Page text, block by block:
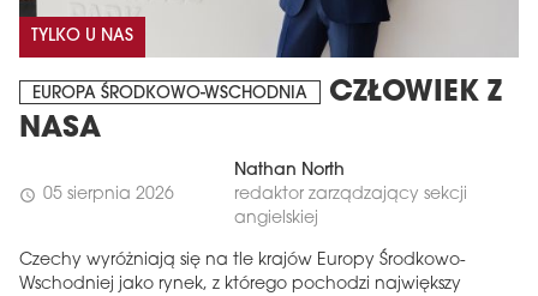
TYLKO U NAS
EUROPA ŚRODKOWO-WSCHODNIA
CZŁOWIEK Z
NASA
schedule 05 sierpnia 2026
Nathan North
redaktor zarządzający sekcji
angielskiej
Czechy wyróżniają się na tle krajów Europy Środkowo-
Wschodniej jako rynek, z którego pochodzi największy